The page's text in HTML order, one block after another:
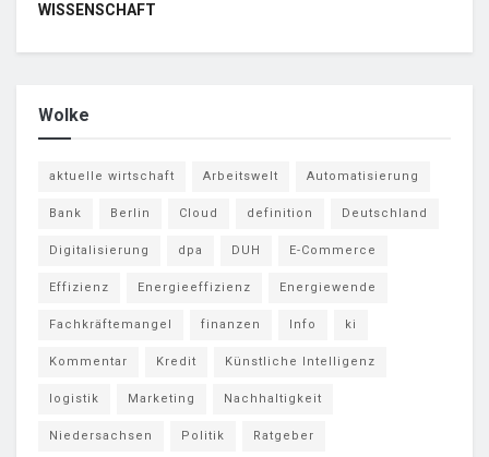
WISSENSCHAFT
Wolke
aktuelle wirtschaft Arbeitswelt Automatisierung
Bank Berlin Cloud definition Deutschland
Digitalisierung dpa DUH E-Commerce
Effizienz Energieeffizienz Energiewende
Fachkräftemangel finanzen Info ki
Kommentar Kredit Künstliche Intelligenz
logistik Marketing Nachhaltigkeit
Niedersachsen Politik Ratgeber